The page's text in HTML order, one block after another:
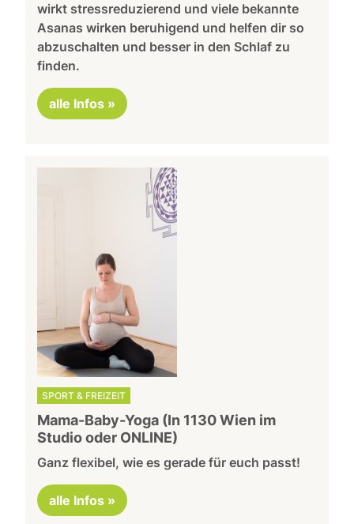
wirkt stressreduzierend und viele bekannte
Asanas wirken beruhigend und helfen dir so
abzuschalten und besser in den Schlaf zu
finden.
alle Infos »
SPORT & FREIZEIT
Mama-Baby-Yoga (In 1130 Wien im
Studio oder ONLINE)
Ganz flexibel, wie es gerade für euch passt!
alle Infos »